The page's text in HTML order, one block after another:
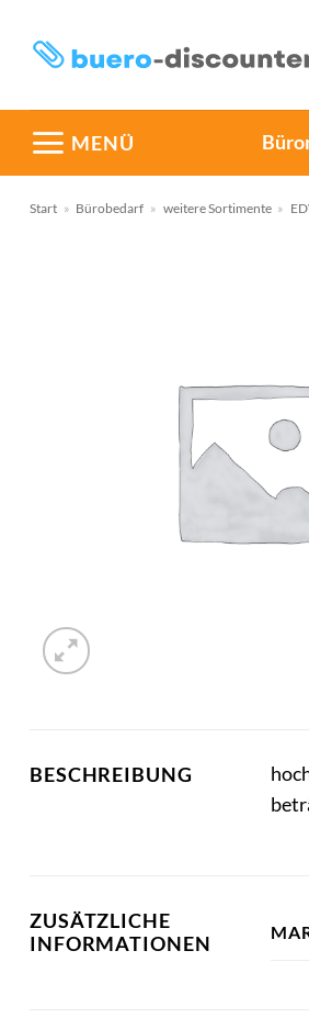
Inhalt
springen
MENÜ
Start » Bürobedarf » weitere Sortimente »
BESCHREIBUNG
ZUSÄTZLICHE
INFORMATIONEN